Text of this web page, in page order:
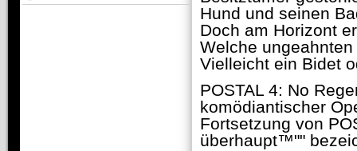
Hund und seinen
Doch am Horizont
Welche
Vielleicht ein Bidet
POSTAL 4: No
komödiantischer
Fortsetzung von
überhaupt™""